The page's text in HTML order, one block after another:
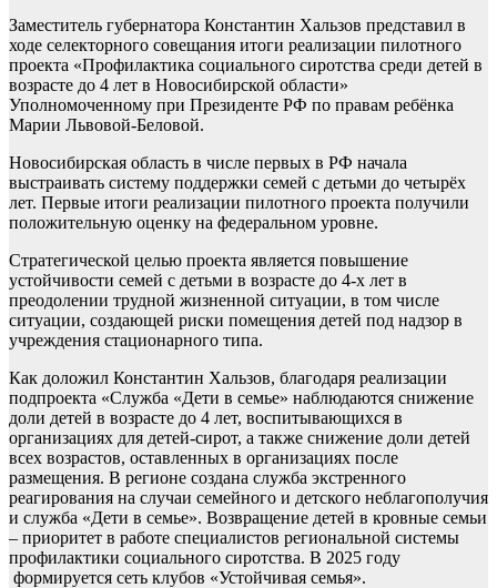
Заместитель губернатора Константин Хальзов представил в
ходе селекторного совещания итоги реализации пилотного
проекта «Профилактика социального сиротства среди детей в
возрасте до 4 лет в Новосибирской области»
Уполномоченному при Президенте РФ по правам ребёнка
Марии Львовой-Беловой.
Новосибирская область в числе первых в РФ начала
выстраивать систему поддержки семей с детьми до четырёх
лет. Первые итоги реализации пилотного проекта получили
положительную оценку на федеральном уровне.
Стратегической целью проекта является повышение
устойчивости семей с детьми в возрасте до 4-х лет в
преодолении трудной жизненной ситуации, в том числе
ситуации, создающей риски помещения детей под надзор в
учреждения стационарного типа.
Как доложил Константин Хальзов, благодаря реализации
подпроекта «Служба «Дети в семье» наблюдаются снижение
доли детей в возрасте до 4 лет, воспитывающихся в
организациях для детей-сирот, а также снижение доли детей
всех возрастов, оставленных в организациях после
размещения. В регионе создана служба экстренного
реагирования на случаи семейного и детского неблагополучия
и служба «Дети в семье». Возвращение детей в кровные семьи
– приоритет в работе специалистов региональной системы
профилактики социального сиротства. В 2025 году
формируется сеть клубов «Устойчивая семья».